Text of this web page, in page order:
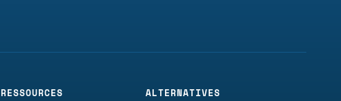
RESSOURCES ALTERNATIVES